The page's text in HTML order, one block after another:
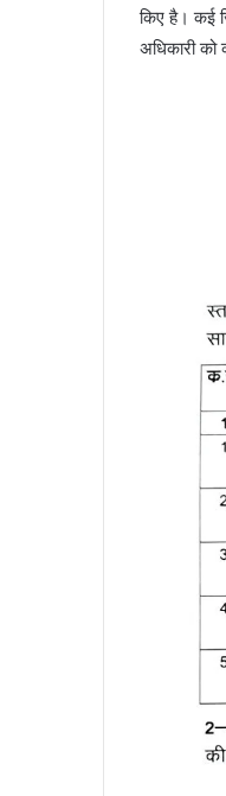
किए है। कई
अधिकारी को